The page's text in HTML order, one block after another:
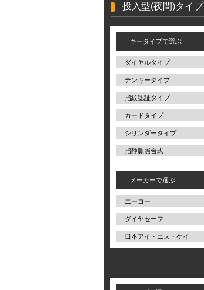
投入型(夜間)タイプ
キータイプで選ぶ
ダイヤルタイプ
テンキータイプ
指紋認証タイプ
カードタイプ
シリンダータイプ
指静脈照合式
メーカーで選ぶ
エーコー
ダイヤセーフ
日本アイ・エス・ケイ